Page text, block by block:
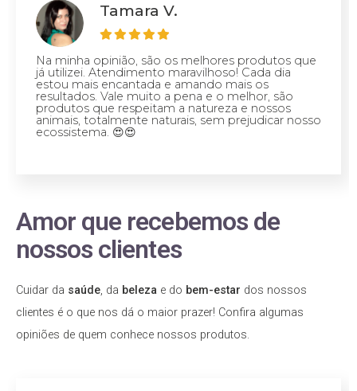
Tamara V.
Na minha opinião, são os melhores produtos que
já utilizei. Atendimento maravilhoso! Cada dia
estou mais encantada e amando mais os
resultados. Vale muito a pena e o melhor, são
produtos que respeitam a natureza e nossos
animais, totalmente naturais, sem prejudicar nosso
ecossistema. 😍😍
Amor que recebemos de
nossos clientes
Cuidar da saúde, da beleza e do bem-estar dos nossos
clientes é o que nos dá o maior prazer! Confira algumas
opiniões de quem conhece nossos produtos.